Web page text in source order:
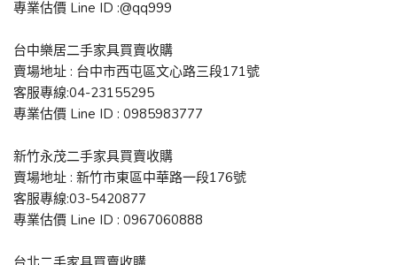
專業估價 Line ID :@qq999
台中樂居二手家具買賣收購
賣場地址 : 台中市西屯區文心路三段171號
客服專線:04-23155295
專業估價 Line ID : 0985983777
新竹永茂二手家具買賣收購
賣場地址 : 新竹市東區中華路一段176號
客服專線:03-5420877
專業估價 Line ID : 0967060888